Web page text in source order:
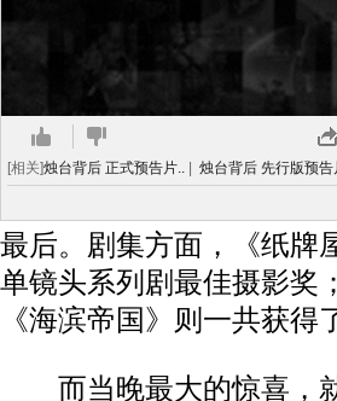
[相关]烛台背后 正式预告片.. 烛台背后 先行版预告
最后。剧集方面，《纸牌
单镜头系列剧最佳摄影奖
《海滨帝国》则一共获得
而当晚最大的惊喜，就